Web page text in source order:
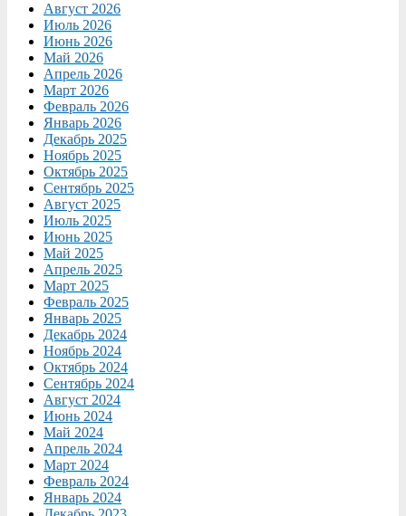
Август 2026
Июль 2026
Июнь 2026
Май 2026
Апрель 2026
Март 2026
Февраль 2026
Январь 2026
Декабрь 2025
Ноябрь 2025
Октябрь 2025
Сентябрь 2025
Август 2025
Июль 2025
Июнь 2025
Май 2025
Апрель 2025
Март 2025
Февраль 2025
Январь 2025
Декабрь 2024
Ноябрь 2024
Октябрь 2024
Сентябрь 2024
Август 2024
Июнь 2024
Май 2024
Апрель 2024
Март 2024
Февраль 2024
Январь 2024